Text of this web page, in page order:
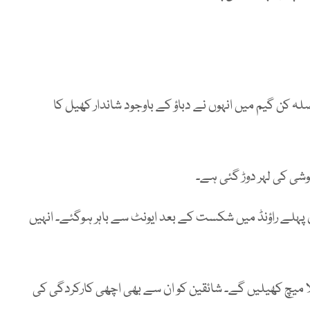
گیم میں انہوں نے دباؤ کے باوجود شاندار کھیل کا
کی لہر دوڑ گئی ہے۔
راؤنڈ میں شکست کے بعد ایونٹ سے باہر ہوگئے۔ انہیں
کھیلیں گے۔ شائقین کو ان سے بھی اچھی کارکردگی کی